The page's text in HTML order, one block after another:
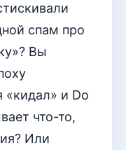
спам про
Вы
«кидал» и Do
что-то,
Или